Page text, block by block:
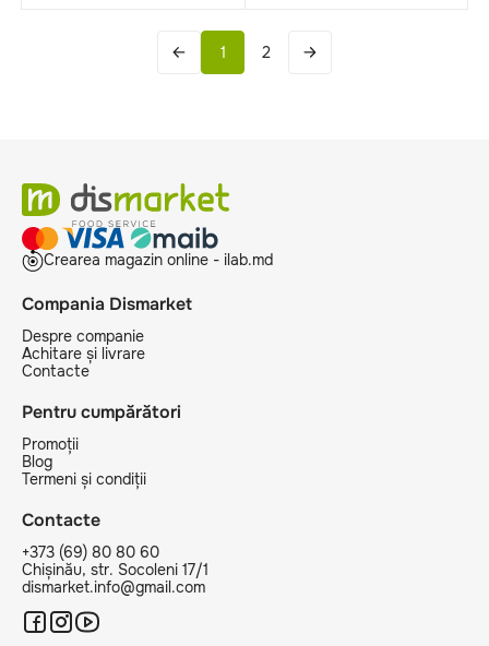
1 2
Crearea magazin online - ilab.md
Compania Dismarket
Despre companie
Achitare și livrare
Contacte
Pentru cumpărători
Promoții
Blog
Termeni și condiții
Contacte
+373 (69) 80 80 60
Chișinău, str. Socoleni 17/1
dismarket.info@gmail.com